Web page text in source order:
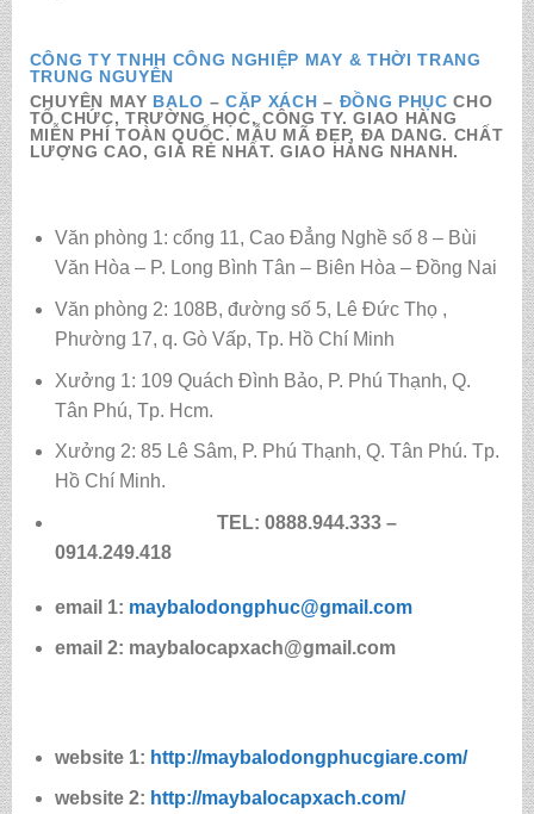
CÔNG TY TNHH CÔNG NGHIỆP MAY & THỜI TRANG
TRUNG NGUYÊN
CHUYÊN MAY BALO –CẶP XÁCH – ĐỒNG PHỤC CHO
TỔ CHỨC, TRƯỜNG HỌC, CÔNG TY. GIAO HÀNG
MIỄN PHÍ TOÀN QUỐC. MẪU MÃ ĐẸP, ĐA DANG. CHẤT
LƯỢNG CAO, GIÁ RẺ NHẤT. GIAO HÀNG NHANH.
Văn phòng 1: cổng 11, Cao Đẳng Nghề số 8 – Bùi
Văn Hòa – P. Long Bình Tân – Biên Hòa – Đồng Nai
Văn phòng 2: 108B, đường số 5, Lê Đức Thọ ,
Phường 17, q. Gò Vấp, Tp. Hồ Chí Minh
Xưởng 1: 109 Quách Đình Bảo, P. Phú Thạnh, Q.
Tân Phú, Tp. Hcm.
Xưởng 2: 85 Lê Sâm, P. Phú Thạnh, Q. Tân Phú. Tp.
Hồ Chí Minh.
TEL: 0888.944.333 –
0914.249.418
email 1: maybalodongphuc@gmail.com
email 2: maybalocapxach@gmail.com
website 1: http://maybalodongphucgiare.com/
website 2: http://maybalocapxach.com/